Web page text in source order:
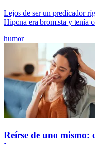
Lejos de ser un predicador
Hipona era bromista y tenía
humor
Reírse de uno mismo: